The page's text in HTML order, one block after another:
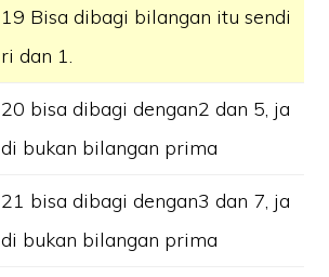
19 Bisa dibagi bilangan itu sendi
ri dan 1.
20 bisa dibagi dengan2 dan 5, ja
di bukan bilangan prima
21 bisa dibagi dengan3 dan 7, ja
di bukan bilangan prima